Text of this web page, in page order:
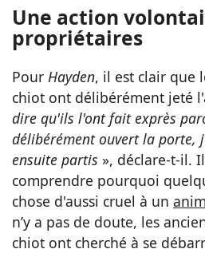
Une action
propriétaires
Pour Hayden, il est clair que
chiot ont délibérément jeté
dire qu'ils l'ont fait exprès
délibérément ouvert la porte,
ensuite partis », déclare-t-il.
comprendre pourquoi
chose d'aussi cruel à un
n’y a pas de doute, les
chiot ont cherché à se